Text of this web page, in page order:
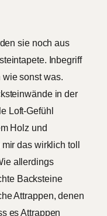
sie noch aus
Inbegriff
sonst was.
in der
Loft-Gefühl
Holz und
das wirklich toll
allerdings
Backsteine
Attrappen, denen
es Attrappen